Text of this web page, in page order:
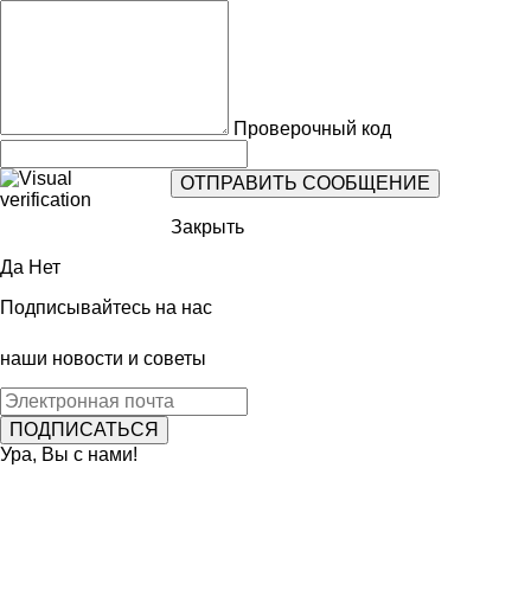
Проверочный код
Закрыть
Да Нет
Подписывайтесь на нас
наши новости и советы
Ура, Вы с нами!